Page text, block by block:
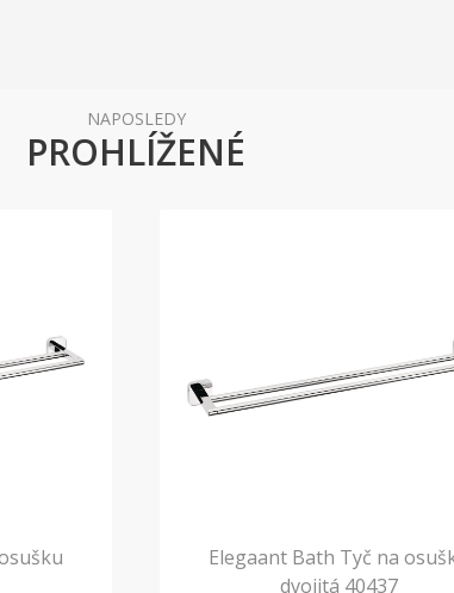
NAPOSLEDY
PROHLÍŽENÉ
Elegaant Bath Tyč na
dvojitá 40437